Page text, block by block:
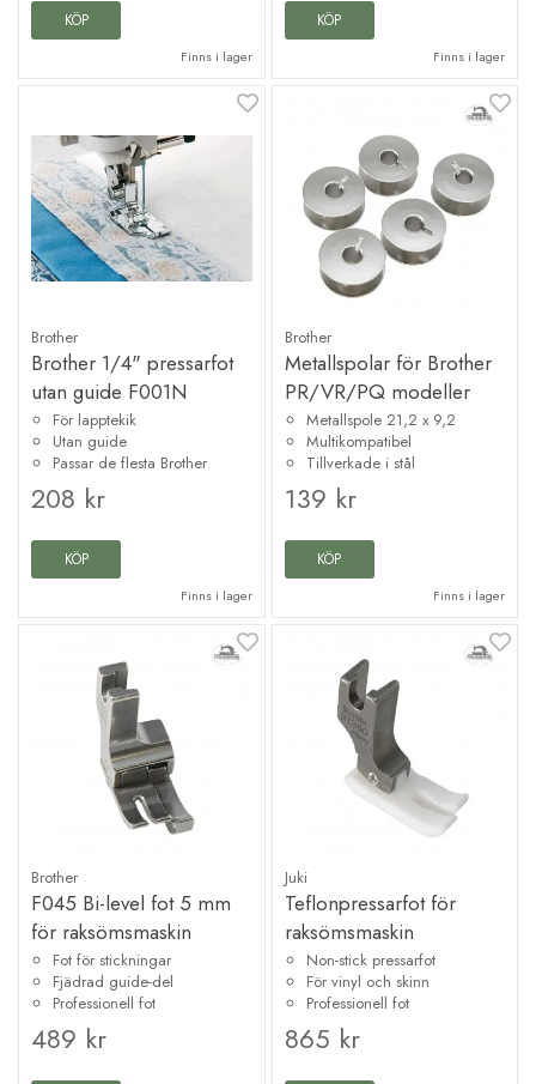
KÖP
Finns i lager
KÖP
Finns i lager
Brother
Brother 1/4" pressarfot
utan guide F001N
För lapptekik
Utan guide
Passar de flesta Brother
208 kr
KÖP
Finns i lager
Brother
Metallspolar för Brother
PR/VR/PQ modeller
Metallspole 21,2 x 9,2
Multikompatibel
Tillverkade i stål
139 kr
KÖP
Finns i lager
Brother
F045 Bi-level fot 5 mm
för raksömsmaskin
Fot för stickningar
Fjädrad guide-del
Professionell fot
489 kr
Juki
Teflonpressarfot för
raksömsmaskin
Non-stick pressarfot
För vinyl och skinn
Professionell fot
865 kr